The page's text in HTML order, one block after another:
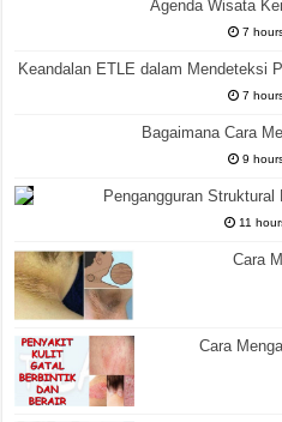
Agenda Wisata
7
Keandalan ETLE dalam Mendeteksi
7
Bagaimana Cara
9
Pengangguran
11
Cara
Cara